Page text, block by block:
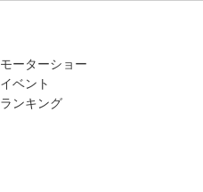
モーターショー
イベント
ランキング